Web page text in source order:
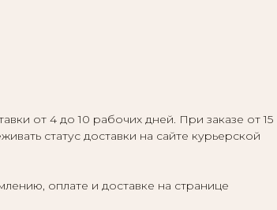
от 4 до 10 рабочих дней. При заказе от 15
статус доставки на сайте курьерской
оплате и доставке на странице